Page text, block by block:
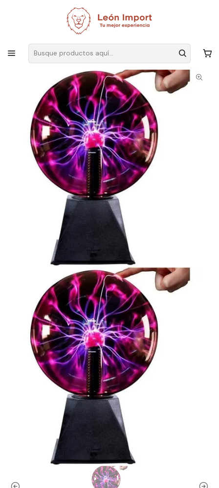
Envíos GRATIS
Lámparas Mesa
Luz Mi Tienda Lampara De Plasma Escritorio Mesa Noche Color